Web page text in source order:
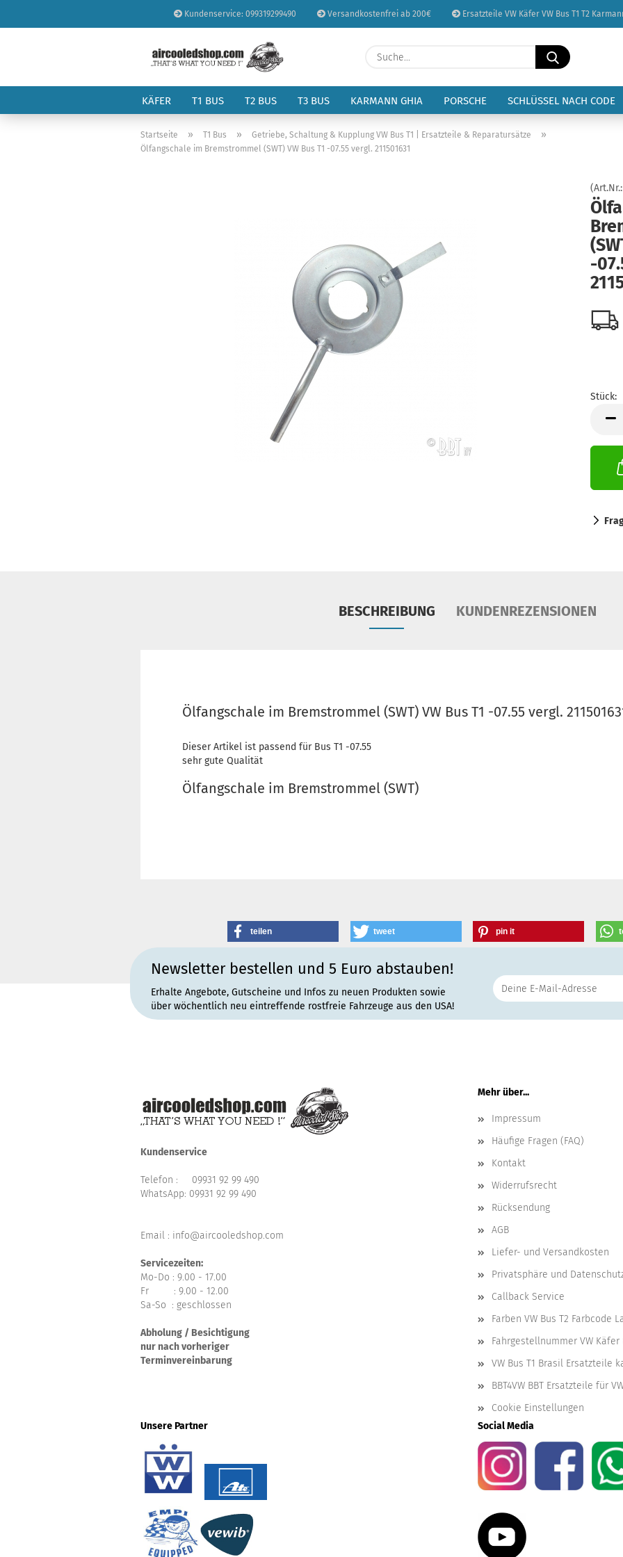
Kundenservice: 099319299490 Versandkostenfrei ab 200€ Ersatzteile VW Käfer VW Bus T1 T2
Sprache auswählen
Lieferland
Konto erstellen
Passwort
Suche...
KÄFER T1 BUS T2 BUS T3 BUS KARMANN GHIA PORSCHE SCHLÜSSEL NACH CODE
Startseite » T1 Bus » Getriebe, Schaltung & Kupplung VW Bus T1 | Ersatzteile & Reparatursätze »
Ölfangschale im Bremstrommel (SWT) VW Bus T1 -07.55 vergl. 211501631
(Art.Nr.:
-
Stück:
Stück
BESCHREIBUNG KUNDENREZENSIONEN
Ölfangschale im Bremstrommel (SWT) VW Bus T1 -07.55 vergl.
Dieser Artikel ist passend für Bus T1 -07.55
sehr gute Qualität
Ölfangschale im Bremstrommel (SWT)
teilen tweet pin it
Newsletter bestellen und 5 Euro abstauben!
Erhalte Angebote, Gutscheine und Infos zu neuen Produkten sowie
über wöchentlich neu eintreffende rostfreie Fahrzeuge aus den USA!
Kundenservice
Telefon : 09931 92 99 490
WhatsApp: 09931 92 99 490
Email : info@aircooledshop.com
Servicezeiten:
Mo-Do : 9.00 - 17.00
Fr : 9.00 - 12.00
Sa-So : geschlossen
Abholung / Besichtigung
nur nach vorheriger
Terminvereinbarung
Mehr über...
Impressum
Häufige Fragen (FAQ)
Kontakt
Widerrufsrecht
Rücksendung
AGB
Liefer- und Versandkosten
Privatsphäre und
Callback Service
Farben VW Bus T2 Farbcode
Fahrgestellnummer VW Käfer
VW Bus T1 Brasil Ersatzteile
BBT4VW BBT Ersatzteile für
Cookie Einstellungen
Unsere Partner
Social Media